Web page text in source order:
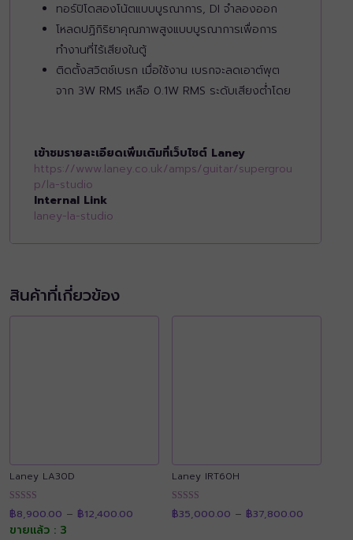
ทอร์ปิโดสองโน้ตแบบบูรณาการ, DI จำลองออก
โหลดปฏิกิริยาคุณภาพสูงแบบบูรณาการเพื่อการ
ทำงานที่ไร้เสียงในตู้
ติดตั้งสวิตช์เบรก เมื่อใช้งาน เบรกจะลดเอาต์พุต
จาก 3W RMS เหลือ 0.1W RMS ระดับเสียงต่ำโดย
เข้าชมรายละเอียดเพิ่มเติมที่เว็บไซต์ Laney
https://www.laney.co.uk/amps/guitar/supergrou
p/la-studio
Internal Link
laney-la-studio
สินค้าที่เกี่ยวข้อง
Laney LA30D
ให้คะแนน
4.92
ตั้งแต่ 1-5
฿8,900.00 – ฿12,400.00
ขายแล้ว : 3
Laney IRT60H
ให้คะแนน
4.91
฿35,000.00 – ฿37,800.00range: